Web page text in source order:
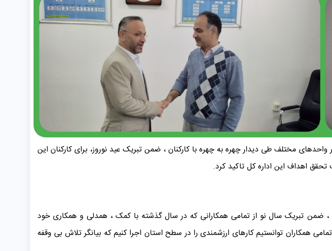
مختلف طی دیدار چهره به چهره با کارکنان ، ضمن تبریک عید نوروز، برای کارکنان این
، ضمن تبریک سال نو از تمامی همکارانی که در سال گذشته با کمک ، همدلی و همکاری خود
همکاران توانستیم کارهای ارزشمندی را در سطح استان اجرا کنیم که بیانگر تلاش بی وقفه